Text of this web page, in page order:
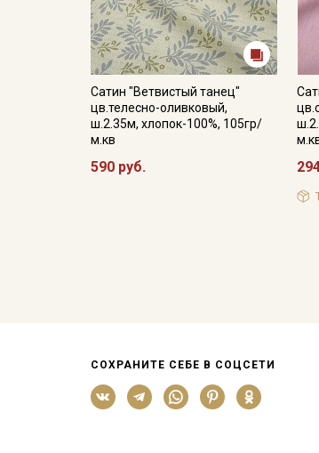
Сатин "Ветвистый танец"
цв.телесно-оливковый,
ш.2.35м, хлопок-100%, 105гр/
м.кв
590 руб.
СОХРАНИТЕ СЕБЕ В СОЦСЕТИ